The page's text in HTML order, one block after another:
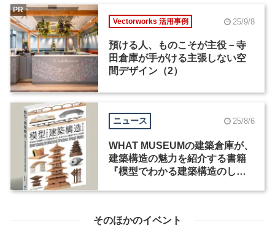
Vectorworks 活用事例 25/9/8
預ける人、ものこそが主役－寺
田倉庫が手がける主張しない空
間デザイン（2）
PR
ニュース 25/8/6
WHAT MUSEUMの建築倉庫が、
建築構造の魅力を紹介する書籍
『模型でわかる建築構造のしく
そのほかのイベント